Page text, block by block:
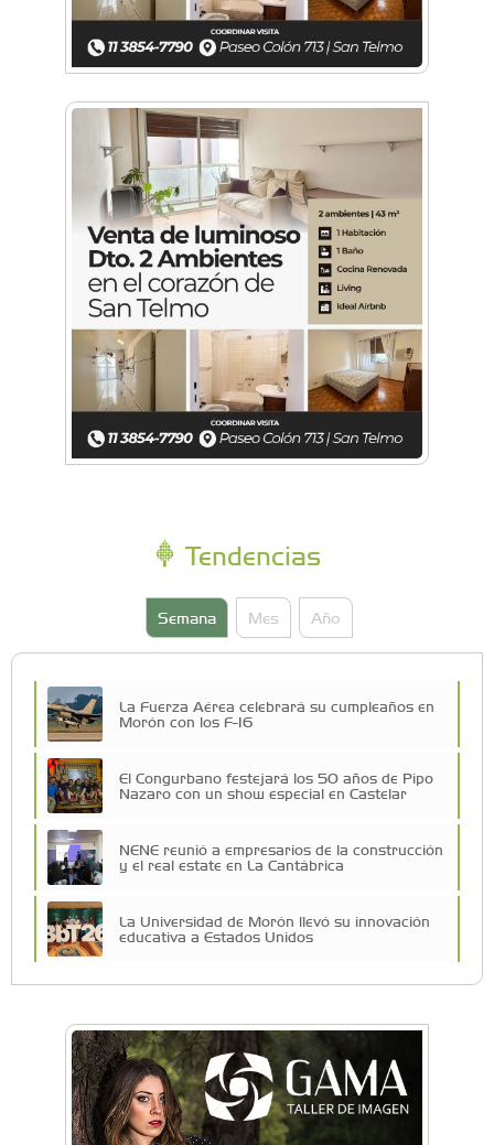
Planspiel: Conocé la experiencia educativa en
alemán que reunió a estudiantes de
Hurlingham y Quilmes
El día que Castelar creyó que Los Redondos
tocaban en el Club Argentino
Feria Conurbana: Resistencia Gráfica ante las
pantallas y lo intangible
Tendencias
Semana Mes Año
La Fuerza Aérea celebrará su cumpleaños en
Morón con los F-16
El Congurbano festejará los 50 años de Pipo
Nazaro con un show especial en Castelar
NENE reunió a empresarios de la construcción
y el real estate en La Cantábrica
La Universidad de Morón llevó su innovación
educativa a Estados Unidos
La primera vez que Eva Perón voló en avión lo
hizo desde Morón
Mariana Croce: "Hoy las empresas necesitan